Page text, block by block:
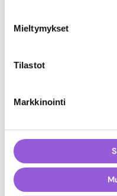
Mieltymykset
Tilastot
Markkinointi
Treston Adeonan
Adeona PIM -järjestelmän
Adeona PIM mahdollistaa
Lue lisää